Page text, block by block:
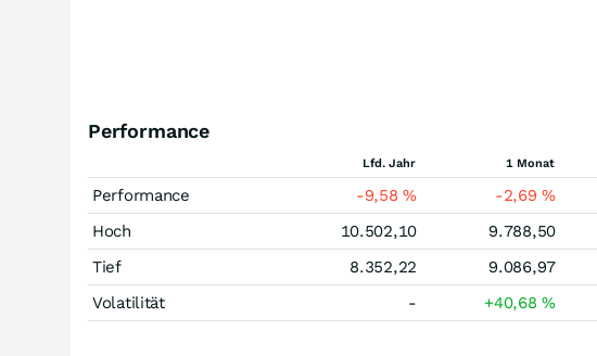
Performance
Lfd. Jahr 1 Monat
Performance -9,58% -2,69%
Hoch
10.502,10 9.788,50
Tief
8.352,22 9.086,97
Volatilität
- +40,68%